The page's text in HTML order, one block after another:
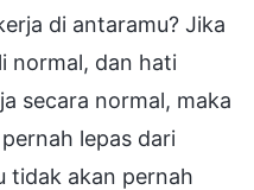
di antaramu? Jika
normal, dan hati
secara normal, maka
lepas dari
tidak akan pernah